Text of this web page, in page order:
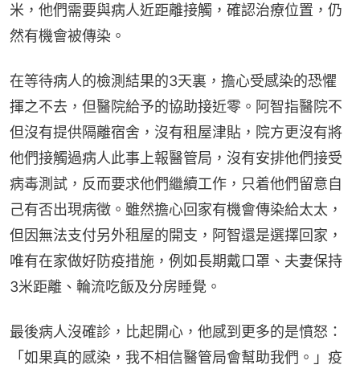
米，他們需要與病人近距離接觸，確認治療位置，仍
然有機會被傳染。
在等待病人的檢測結果的3天裏，擔心受感染的恐懼
揮之不去，但醫院給予的協助接近零。阿智指醫院不
但沒有提供隔離宿舍，沒有租屋津貼，院方更沒有將
他們接觸過病人此事上報醫管局，沒有安排他們接受
病毒測試，反而要求他們繼續工作，只着他們留意自
己有否出現病徵。雖然擔心回家有機會傳染給太太，
但因無法支付另外租屋的開支，阿智還是選擇回家，
唯有在家做好防疫措施，例如長期戴口罩、夫妻保持
3米距離、輪流吃飯及分房睡覺。
最後病人沒確診，比起開心，他感到更多的是憤怒：
「如果真的感染，我不相信醫管局會幫助我們。」疫